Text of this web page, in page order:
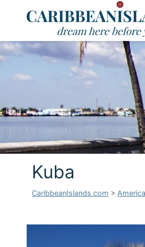
Kuba
CaribbeanIslands.com >